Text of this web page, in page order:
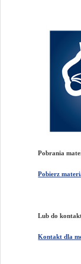
Pobrania
Pobierz
Lub do
Kontakt dla